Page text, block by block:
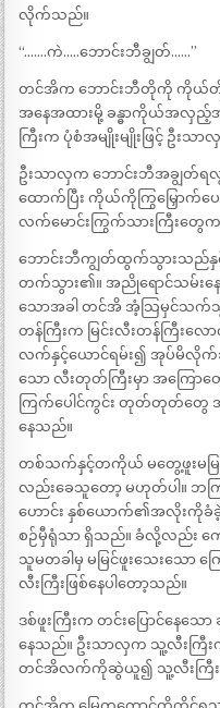
လိုက်သည်။
“…….ကဲ…..ဘောင်းဘီချွတ်……”
တင်အိက ဘောင်းဘီတိုကို ကိုယ်တိုင်
အနေအထားမို့ ခန္ဓာကိုယ်အလှည့်
ကြီးက ပုံစံအမျိုးမျိုးဖြင့် ဦး
ဦးသာလှက ဘောင်းဘီအချွတ်ရ
ထောက်ပြီး ကိုယ်ကိုကြွမြှောက်
လက်မောင်းကြွက်သားကြီးတွ
ဘောင်းဘီကျွတ်ထွက်သွားသည်နှ
တက်သွား၏။ အညိုရောင်သမ်းန
သောအခါ တင်အိ အံ့သြမှင်သက်
တန်ကြီးက မြင်းလီးတန်ကြီးလ
လက်နှင့်ယောင်ရမ်း၍ အုပ်မိလိုက်
သော လီးတုတ်ကြီးမှာ အကြောတွ
ကြက်ပေါင်ကွင်း တုတ်တုတ်တွ
နေသည်။
တစ်သက်နှင့်တကိုယ် မတွေ့ဖူးမမြ
လည်းခေသူတော့ မဟုတ်ပါ။ ဘက
ဟောင်း နှစ်ယောက်၏အလိုးကိုခံ
စဉ်မှီရုံသာ ရှိသည်။ ခံလို့လည်း က
သူမတခါမှ မမြင်ဖူးသေးသော
လီးကြီးဖြစ်နေပါတော့သည်။
ဒစ်ဖူးကြီးက တင်းပြောင်နေသေ
နေသည်။ ဦးသာလှက သူ့လီးကြီ
တင်အိလက်ကိုဆွဲယူ၍ သူ့လီးကြီ